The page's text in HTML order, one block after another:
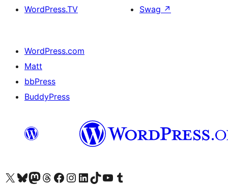
WordPress.TV
Swag ↗
WordPress.com
Matt
bbPress
BuddyPress
Navštivte náš účet na X (dříve Twitter)
Navštivte náš Bluesky účetNavštivte náš účet Mastodon
Navštivte náš Threads účetNavštivte naši stránku na Facebooku
Navštivte náš Instagram účetNavštivte náš LinkedIn účetNavštivte náš TikTok účetNavštivte náš YouTube kanálNavštivte náš Tumblr účet